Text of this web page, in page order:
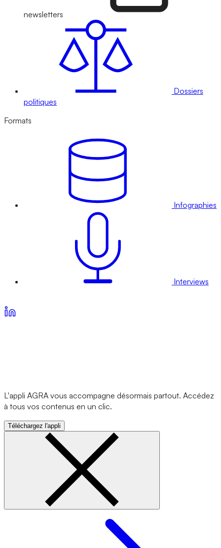
newsletters
Dossiers
politiques
Formats
Infographies
Interviews
L'appli AGRA vous accompagne désormais partout. Accédez
à tous vos contenus en un clic.
Téléchargez l'appli